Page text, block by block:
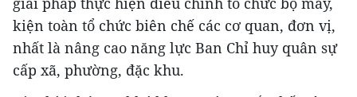
kiện toàn tổ chức biên chế các cơ quan, đơn vị,
nhất là nâng cao năng lực Ban Chỉ huy quân sự
cấp xã, phường, đặc khu.